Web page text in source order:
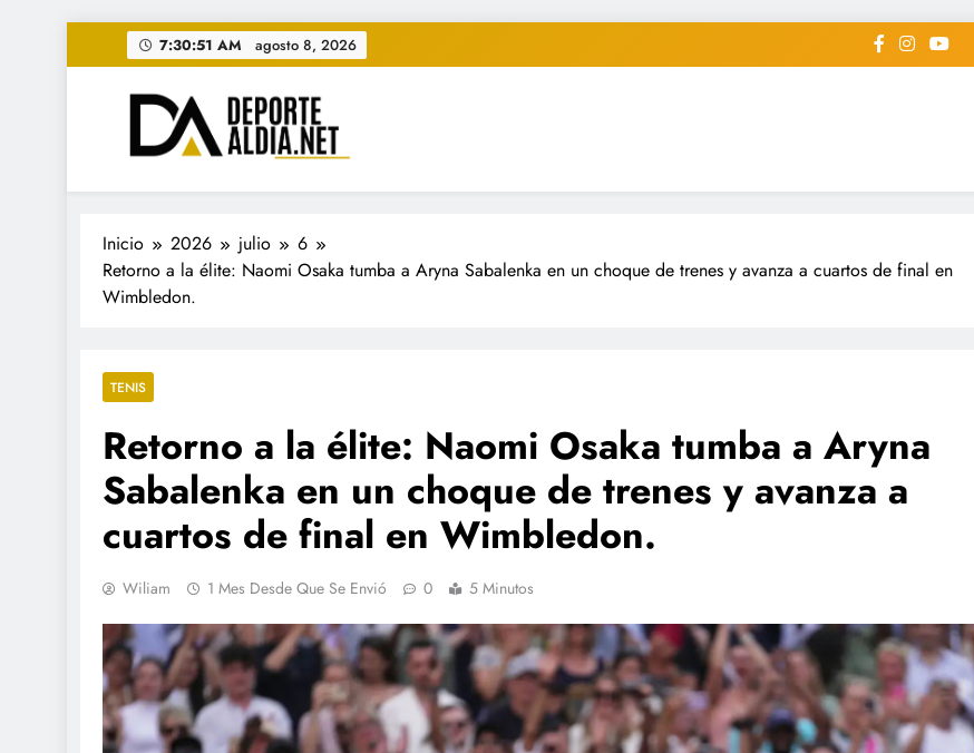
al
contenido
7:30:53 AM agosto 8, 2026
• DEPORTE AL DIA • "Periodico Deportivo Digital"
www.deportealdia.net #deportealdia #deportealdiard #deportealdiaperiodico
Inicio 2026 julio
6
Retorno a la élite: Naomi Osaka tumba a Aryna Sabalenka en un choque de trenes y avanza a cuartos de final en
Wimbledon.
TENIS
Retorno a la élite: Naomi Osaka tumba a Aryna
Sabalenka en un choque de trenes y avanza a
cuartos de final en Wimbledon.
Wiliam 1 Mes Desde Que Se Envió 0 5 Minutos